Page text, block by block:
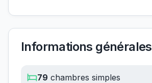
Informations générales
79 chambres simples